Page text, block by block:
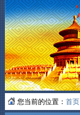
您当前的位置： 首页